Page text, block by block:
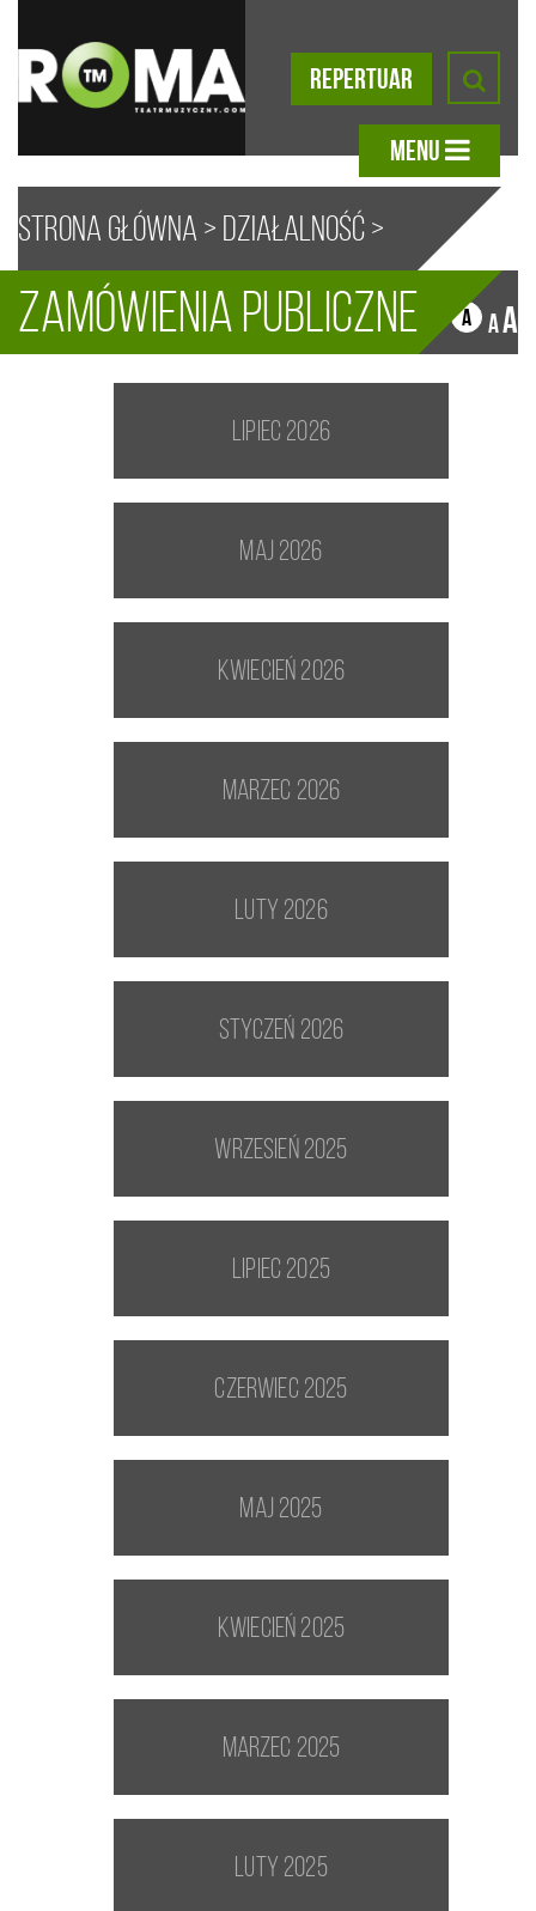
REPERTUAR
MENU
Strona główna > Działalność>
Zamówienia Publiczne A AA
Zamówienia publiczne
lipiec 2026
maj 2026
kwiecień 2026
marzec 2026
luty 2026
styczeń 2026
wrzesień 2025
lipiec 2025
czerwiec 2025
maj 2025
kwiecień 2025
marzec 2025
luty 2025